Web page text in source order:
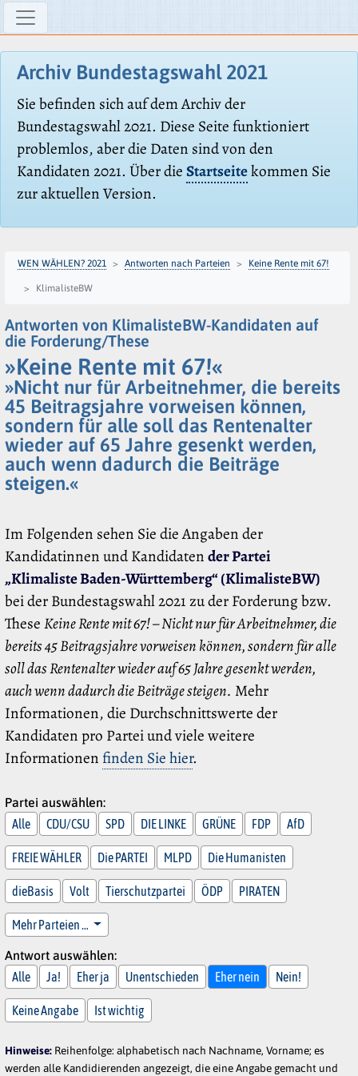
Archiv Bundestagswahl 2021
Sie befinden sich auf dem Archiv der
Bundestagswahl 2021. Diese Seite funktioniert
problemlos, aber die Daten sind von den
Kandidaten 2021. Über dieStartseitekommen Sie
zur aktuellen Version.
WEN WÄHLEN? 2021 Antworten nach Parteien Keine Rente mit 67!
KlimalisteBW
Antworten von KlimalisteBW-Kandidaten auf
die Forderung/These
»Keine Rente mit 67!«
»Nicht nur für Arbeitnehmer, die bereits
45 Beitragsjahre vorweisen können,
sondern für alle soll das Rentenalter
wieder auf 65 Jahre gesenkt werden,
auch wenn dadurch die Beiträge
steigen.«
Im Folgenden sehen Sie die Angaben der
Kandidatinnen und Kandidatender Partei
„Klimaliste Baden-Württemberg“ (KlimalisteBW)
bei der Bundestagswahl 2021 zu der Forderung bzw.
TheseKeine Rente mit 67! – Nicht nur für Arbeitnehmer, die
bereits 45 Beitragsjahre vorweisen können, sondern für alle
soll das Rentenalter wieder auf 65 Jahre gesenkt werden,
auch wenn dadurch die Beiträge steigen. Mehr
Informationen, die Durchschnittswerte der
Kandidaten pro Partei und viele weitere
Informationen finden Sie hier.
Partei auswählen:
Alle
CDU/CSU SPD DIE LINKE GRÜNE FDP AfD
FREIE WÄHLER Die PARTEI MLPD Die Humanisten
dieBasis Volt Tierschutzpartei ÖDP PIRATEN
Mehr Parteien …
Antwort auswählen:
Alle
Ja! Eher ja Unentschieden Eher nein Nein!
Keine Angabe Ist wichtig
Hinweise: Reihenfolge: alphabetisch nach Nachname, Vorname; es
werden alle Kandidierenden angezeigt, die eine Angabe gemacht und